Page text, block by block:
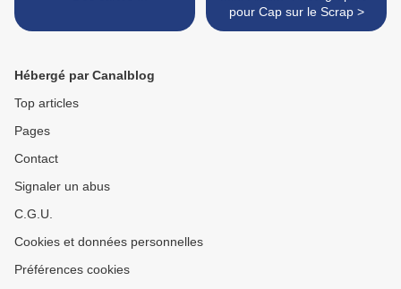
pour Cap sur le Scrap >
Hébergé par Canalblog
Top articles
Pages
Contact
Signaler un abus
C.G.U.
Cookies et données personnelles
Préférences cookies